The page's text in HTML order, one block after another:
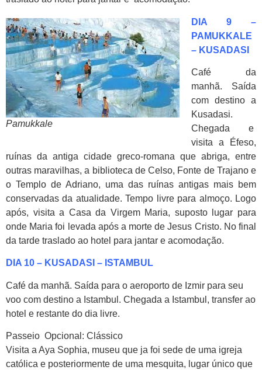
Pamukkale
DIA 9 –
PAMUKKALE
– KUSADASI
Café da
manhã. Saída
com destino a
Kusadasi.
Chegada e
visita a Éfeso,
ruínas da antiga cidade greco-romana que abriga, entre
outras maravilhas, a biblioteca de Celso, Fonte de Trajano e
o Templo de Adriano, uma das ruínas antigas mais bem
conservadas da atualidade. Tempo livre para almoço. Logo
após, visita a Casa da Virgem Maria, suposto lugar para
onde Maria foi levada após a morte de Jesus Cristo. No final
da tarde traslado ao hotel para jantar e acomodação.
DIA 10 – KUSADASI – ISTAMBUL
Café da manhã. Saída para o aeroporto de Izmir para seu
voo com destino a Istambul. Chegada a Istambul, transfer ao
hotel e restante do dia livre.
Passeio Opcional: Clássico
Visita a Aya Sophia, museu que ja foi sede de uma igreja
católica e posteriormente de uma mesquita, lugar único que